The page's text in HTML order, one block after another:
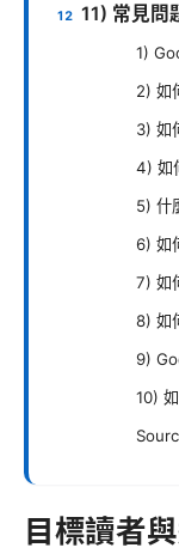
11) 常見問
1)
2) 如
3) 如
4) 如
5) 什
6) 如
7) 如
8) 如
9)
10)
目標讀者